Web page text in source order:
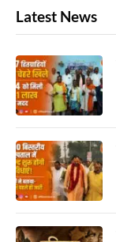
Latest News